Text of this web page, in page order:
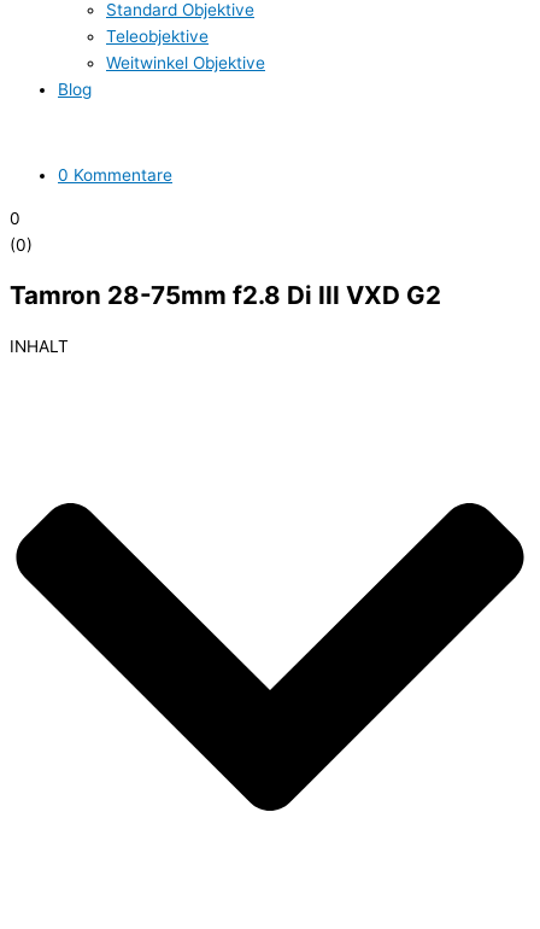
Standard Objektive
Teleobjektive
Weitwinkel Objektive
Blog
0 Kommentare
0
(0)
Tamron 28-75mm f2.8 Di III VXD G2
INHALT